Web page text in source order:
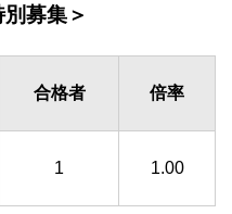
募集＞
合格者 倍率
1 1.00